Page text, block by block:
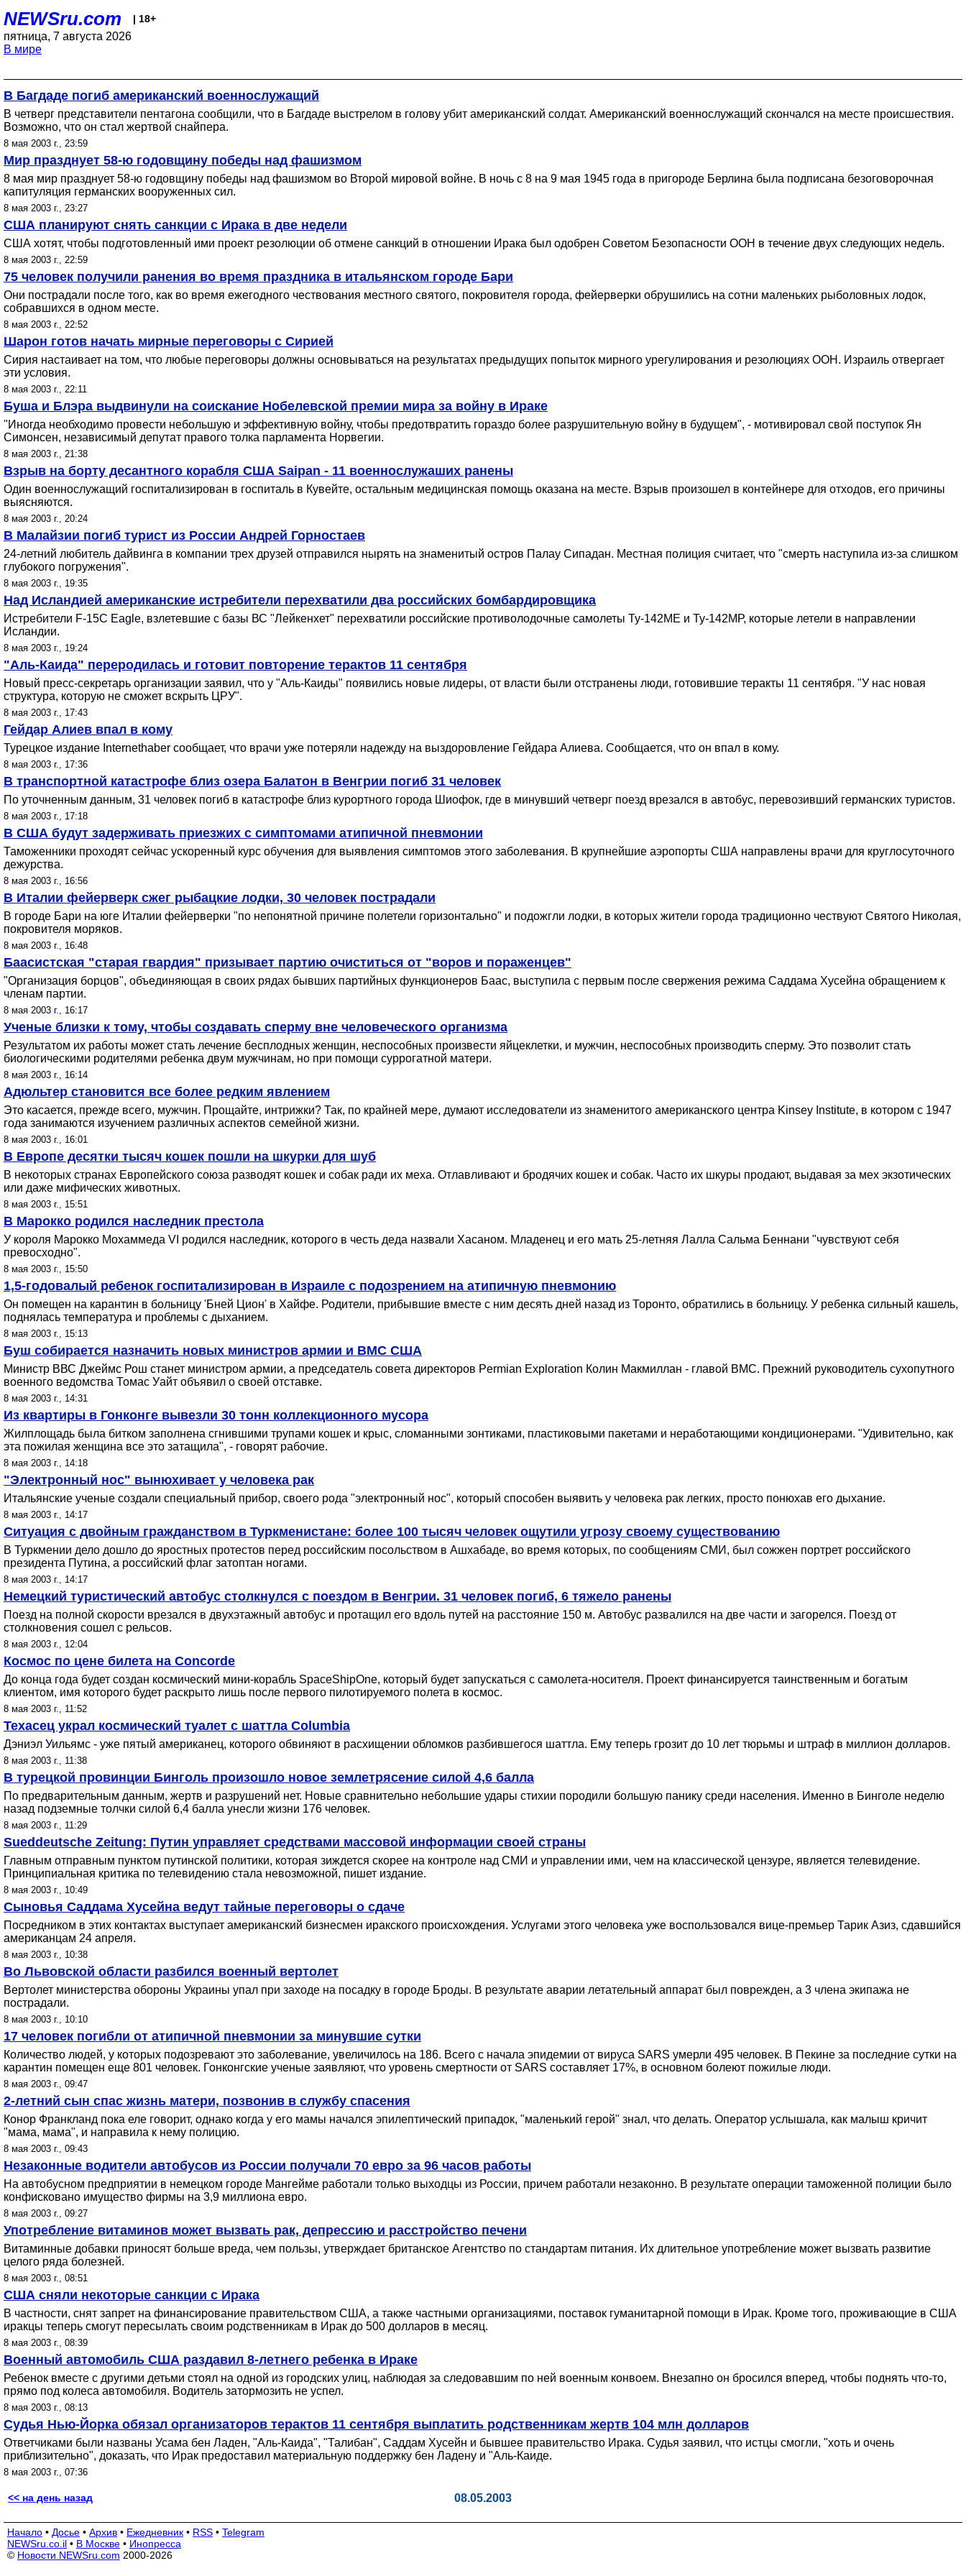
NEWSru.com | 18+
пятница, 7 августа 2026
В мире
В Багдаде погиб американский военнослужащий
В четверг представители пентагона сообщили, что в Багдаде выстрелом в голову убит американский солдат. Американский военнослужащий скончался на месте происшествия.
Возможно, что он стал жертвой снайпера.
8 мая 2003 г., 23:59
Мир празднует 58-ю годовщину победы над фашизмом
8 мая мир празднует 58-ю годовщину победы над фашизмом во Второй мировой войне. В ночь с 8 на 9 мая 1945 года в пригороде Берлина была подписана безоговорочная
капитуляция германских вооруженных сил.
8 мая 2003 г., 23:27
США планируют снять санкции с Ирака в две недели
США хотят, чтобы подготовленный ими проект резолюции об отмене санкций в отношении Ирака был одобрен Советом Безопасности ООН в течение двух следующих недель.
8 мая 2003 г., 22:59
75 человек получили ранения во время праздника в итальянском городе Бари
Они пострадали после того, как во время ежегодного чествования местного святого, покровителя города, фейерверки обрушились на сотни маленьких рыболовных лодок,
собравшихся в одном месте.
8 мая 2003 г., 22:52
Шарон готов начать мирные переговоры с Сирией
Сирия настаивает на том, что любые переговоры должны основываться на результатах предыдущих попыток мирного урегулирования и резолюциях ООН. Израиль отвергает
эти условия.
8 мая 2003 г., 22:11
Буша и Блэра выдвинули на соискание Нобелевской премии мира за войну в Ираке
"Иногда необходимо провести небольшую и эффективную войну, чтобы предотвратить гораздо более разрушительную войну в будущем", - мотивировал свой поступок Ян
Симонсен, независимый депутат правого толка парламента Норвегии.
8 мая 2003 г., 21:38
Взрыв на борту десантного корабля США Saipan - 11 военнослужаших ранены
Один военнослужащий госпитализирован в госпиталь в Кувейте, остальным медицинская помощь оказана на месте. Взрыв произошел в контейнере для отходов, его причины
выясняются.
8 мая 2003 г., 20:24
В Малайзии погиб турист из России Андрей Горностаев
24-летний любитель дайвинга в компании трех друзей отправился нырять на знаменитый остров Палау Сипадан. Местная полиция считает, что "смерть наступила из-за слишком
глубокого погружения".
8 мая 2003 г., 19:35
Над Исландией американские истребители перехватили два российских бомбардировщика
Истребители F-15C Eagle, взлетевшие с базы ВС "Лейкенхет" перехватили российские противолодочные самолеты Ту-142МЕ и Ту-142МР, которые летели в направлении
Исландии.
8 мая 2003 г., 19:24
"Аль-Каида" переродилась и готовит повторение терактов 11 сентября
Новый пресс-секретарь организации заявил, что у "Аль-Каиды" появились новые лидеры, от власти были отстранены люди, готовившие теракты 11 сентября. "У нас новая
структура, которую не сможет вскрыть ЦРУ".
8 мая 2003 г., 17:43
Гейдар Алиев впал в кому
Туpецкое издание Internethaber сообщает, что врачи уже потеряли надежду на выздоровление Гейдара Алиева. Сообщается, что он впал в кому.
8 мая 2003 г., 17:36
В транспортной катастрофе близ озера Балатон в Венгрии погиб 31 человек
По уточненным данным, 31 человек погиб в катастрофе близ курортного города Шиофок, где в минувший четверг поезд врезался в автобус, перевозивший германских туристов.
8 мая 2003 г., 17:18
В США будут задерживать приезжих с симптомами атипичной пневмонии
Таможенники проходят сейчас ускоренный курс обучения для выявления симптомов этого заболевания. В крупнейшие аэропорты США направлены врачи для круглосуточного
дежурства.
8 мая 2003 г., 16:56
В Италии фейерверк сжег рыбацкие лодки, 30 человек пострадали
В городе Бари на юге Италии фейерверки "по непонятной причине полетели горизонтально" и подожгли лодки, в которых жители города традиционно чествуют Святого Николая,
покровителя моряков.
8 мая 2003 г., 16:48
Баасистская "старая гвардия" призывает партию очиститься от "воров и пораженцев"
"Организация борцов", объединяющая в своих рядах бывших партийных функционеров Баас, выступила с первым после свержения режима Саддама Хусейна обращением к
членам партии.
8 мая 2003 г., 16:17
Ученые близки к тому, чтобы создавать сперму вне человеческого организма
Результатом их работы может стать лечение бесплодных женщин, неспособных произвести яйцеклетки, и мужчин, неспособных производить сперму. Это позволит стать
биологическими родителями ребенка двум мужчинам, но при помощи суррогатной матери.
8 мая 2003 г., 16:14
Адюльтер становится все более редким явлением
Это касается, прежде всего, мужчин. Прощайте, интрижки? Так, по крайней мере, думают исследователи из знаменитого американского центра Kinsey Institute, в котором с 1947
года занимаются изучением различных аспектов семейной жизни.
8 мая 2003 г., 16:01
В Европе десятки тысяч кошек пошли на шкурки для шуб
В некоторых странах Европейского союза разводят кошек и собак ради их меха. Отлавливают и бродячих кошек и собак. Часто их шкуры продают, выдавая за мех экзотических
или даже мифических животных.
8 мая 2003 г., 15:51
В Марокко родился наследник престола
У короля Марокко Мохаммеда VI родился наследник, которого в честь деда назвали Хасаном. Младенец и его мать 25-летняя Лалла Сальма Беннани "чувствуют себя
превосходно".
8 мая 2003 г., 15:50
1,5-годовалый ребенок госпитализирован в Израиле с подозрением на атипичную пневмонию
Он помещен на карантин в больницу 'Бней Цион' в Хайфе. Родители, прибывшие вместе с ним десять дней назад из Торонто, обратились в больницу. У ребенка сильный кашель,
поднялась температура и проблемы с дыханием.
8 мая 2003 г., 15:13
Буш собирается назначить новых министров армии и ВМС США
Министр ВВС Джеймс Рош станет министром армии, а председатель совета директоров Permian Exploration Колин Макмиллан - главой ВМС. Прежний руководитель сухопутного
военного ведомства Томас Уайт объявил о своей отставке.
8 мая 2003 г., 14:31
Из квартиры в Гонконге вывезли 30 тонн коллекционного мусора
Жилплощадь была битком заполнена сгнившими трупами кошек и крыс, сломанными зонтиками, пластиковыми пакетами и неработающими кондиционерами. "Удивительно, как
эта пожилая женщина все это затащила", - говорят рабочие.
8 мая 2003 г., 14:18
"Электронный нос" вынюхивает у человека рак
Итальянские ученые создали специальный прибор, своего рода "электронный нос", который способен выявить у человека рак легких, просто понюхав его дыхание.
8 мая 2003 г., 14:17
Ситуация с двойным гражданством в Туркменистане: более 100 тысяч человек ощутили угрозу своему существованию
В Туркмении дело дошло до яростных протестов перед российским посольством в Ашхабаде, во время которых, по сообщениям СМИ, был сожжен портрет российского
президента Путина, а российский флаг затоптан ногами.
8 мая 2003 г., 14:17
Немецкий туристический автобус столкнулся с поездом в Венгрии. 31 человек погиб, 6 тяжело ранены
Поезд на полной скорости врезался в двухэтажный автобус и протащил его вдоль путей на расстояние 150 м. Автобус развалился на две части и загорелся. Поезд от
столкновения сошел с рельсов.
8 мая 2003 г., 12:04
Космос по цене билета на Concorde
До конца года будет создан космический мини-корабль SpaceShipOne, который будет запускаться с самолета-носителя. Проект финансируется таинственным и богатым
клиентом, имя которого будет раскрыто лишь после первого пилотируемого полета в космос.
8 мая 2003 г., 11:52
Техасец украл космический туалет с шаттла Columbia
Дэниэл Уильямс - уже пятый американец, которого обвиняют в расхищении обломков разбившегося шаттла. Ему теперь грозит до 10 лет тюрьмы и штраф в миллион долларов.
8 мая 2003 г., 11:38
В турецкой провинции Бинголь произошло новое землетрясение силой 4,6 балла
По предварительным данным, жертв и разрушений нет. Новые сравнительно небольшие удары стихии породили большую панику среди населения. Именно в Бинголе неделю
назад подземные толчки силой 6,4 балла унесли жизни 176 человек.
8 мая 2003 г., 11:29
Sueddeutsche Zeitung: Путин управляет средствами массовой информации своей страны
Главным отправным пунктом путинской политики, которая зиждется скорее на контроле над СМИ и управлении ими, чем на классической цензуре, является телевидение.
Принципиальная критика по телевидению стала невозможной, пишет издание.
8 мая 2003 г., 10:49
Сыновья Саддама Хусейна ведут тайные переговоры о сдаче
Посредником в этих контактах выступает американский бизнесмен иракского происхождения. Услугами этого человека уже воспользовался вице-премьер Тарик Азиз, сдавшийся
американцам 24 апреля.
8 мая 2003 г., 10:38
Во Львовской области разбился военный вертолет
Вертолет министерства обороны Украины упал при заходе на посадку в городе Броды. В результате аварии летательный аппарат был поврежден, а 3 члена экипажа не
пострадали.
8 мая 2003 г., 10:10
17 человек погибли от атипичной пневмонии за минувшие сутки
Количество людей, у которых подозревают это заболевание, увеличилось на 186. Всего с начала эпидемии от вируса SARS умерли 495 человек. В Пекине за последние сутки на
карантин помещен еще 801 человек. Гонконгские ученые заявляют, что уровень смертности от SARS составляет 17%, в основном болеют пожилые люди.
8 мая 2003 г., 09:47
2-летний сын спас жизнь матери, позвонив в службу спасения
Конор Франкланд пока еле говорит, однако когда у его мамы начался эпилептический припадок, "маленький герой" знал, что делать. Оператор услышала, как малыш кричит
"мама, мама", и направила к нему полицию.
8 мая 2003 г., 09:43
Незаконные водители автобусов из России получали 70 евро за 96 часов работы
На автобусном предприятии в немецком городе Мангейме работали только выходцы из России, причем работали незаконно. В результате операции таможенной полиции было
конфисковано имущество фирмы на 3,9 миллиона евро.
8 мая 2003 г., 09:27
Употребление витаминов может вызвать рак, депрессию и расстройство печени
Витаминные добавки приносят больше вреда, чем пользы, утверждает британское Агентство по стандартам питания. Их длительное употребление может вызвать развитие
целого ряда болезней.
8 мая 2003 г., 08:51
США сняли некоторые санкции с Ирака
В частности, снят запрет на финансирование правительством США, а также частными организациями, поставок гуманитарной помощи в Ирак. Кроме того, проживающие в США
иракцы теперь смогут пересылать своим родственникам в Ирак до 500 долларов в месяц.
8 мая 2003 г., 08:39
Военный автомобиль США раздавил 8-летнего ребенка в Ираке
Ребенок вместе с другими детьми стоял на одной из городских улиц, наблюдая за следовавшим по ней военным конвоем. Внезапно он бросился вперед, чтобы поднять что-то,
прямо под колеса автомобиля. Водитель затормозить не успел.
8 мая 2003 г., 08:13
Судья Нью-Йорка обязал организаторов терактов 11 сентября выплатить родственникам жертв 104 млн долларов
Ответчиками были названы Усама бен Ладен, "Аль-Каида", "Талибан", Саддам Хусейн и бывшее правительство Ирака. Судья заявил, что истцы смогли, "хоть и очень
приблизительно", доказать, что Ирак предоставил материальную поддержку бен Ладену и "Аль-Каиде.
8 мая 2003 г., 07:36
<< на день назад 08.05.2003
Начало • Досье • Архив • Ежедневник • RSS • Telegram
NEWSru.co.il • В Москве • Инопресса
© Новости NEWSru.com 2000-2026